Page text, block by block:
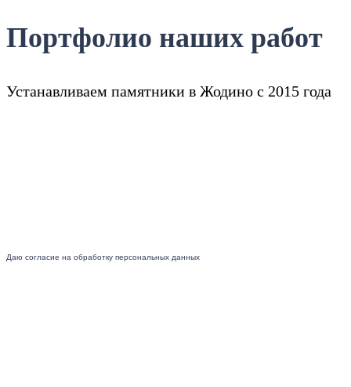
Даю согласие на обработку персональных данных
Портфолио наших работ
Устанавливаем памятники в Жодино с 2015 года